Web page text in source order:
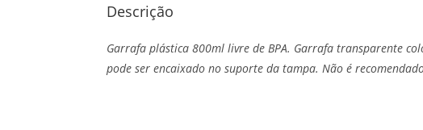
Descrição
Garrafa plástica 800ml livre de BPA. Garrafa transparente
pode ser encaixado no suporte da tampa. Não é